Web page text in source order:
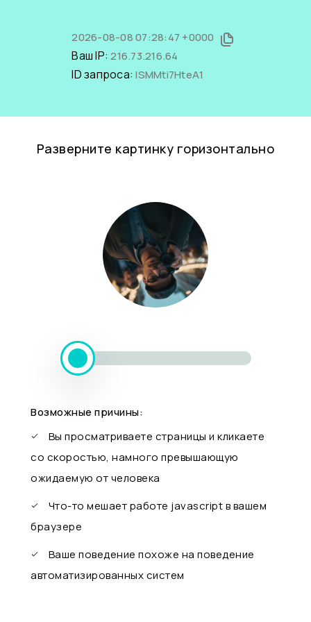
2026-08-08 07:28:47 +0000
Ваш IP:216.73.216.64
ID запроса:lSMMti7HteA1
Разверните картинку горизонтально
Возможные причины:
Вы просматриваете страницы и кликаете
со скоростью, намного превышающую
ожидаемую от человека
Что-то мешает работе javascript в вашем
браузере
Ваше поведение похоже на поведение
автоматизированных систем